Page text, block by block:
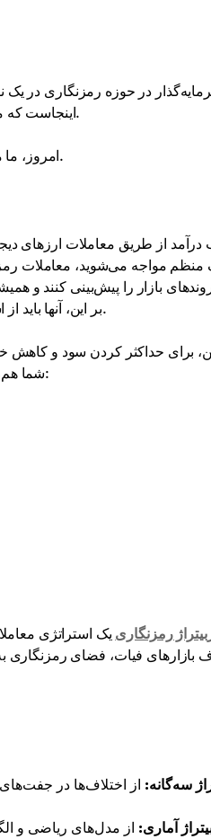
در حوزه رمزنگاری در یک
اینجاست که معاملات وارد می‌شوند و چندین راه برای کسب سود از سرمایه‌گذاری‌های رمزنگاری پیشنهاد می‌دهند.
امروز، ما محبوب‌ترین و مؤثرترین رویکردها را کشف خواهیم کرد تا انتخاب مسیر صحیح برای شما آسان‌تر شود.
از طریق معاملات ارزهای
مواجه می‌شوید، معاملات
روندهای بازار را پیش‌بینی کنند و
بر این، آنها باید از استراتژی‌هایی استفاده کنند که بتوانند با چشم‌انداز دائماً در حال تغییر دارایی‌های دیجیتال سازگار شوند.
برای حداکثر کردن سود و
شما هم‌راستا باشند، ضروری است. در این مقاله، ما پنج استراتژی معاملاتی رایج و مؤثر را گردآوری کرده‌ایم:
رمزنگاری یک استراتژی
سه‌گانه: از اختلاف‌ها در
آماری: از مدل‌های ریاضی و